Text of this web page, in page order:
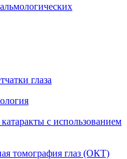
глаза
с использованием
томография глаз (ОКТ)